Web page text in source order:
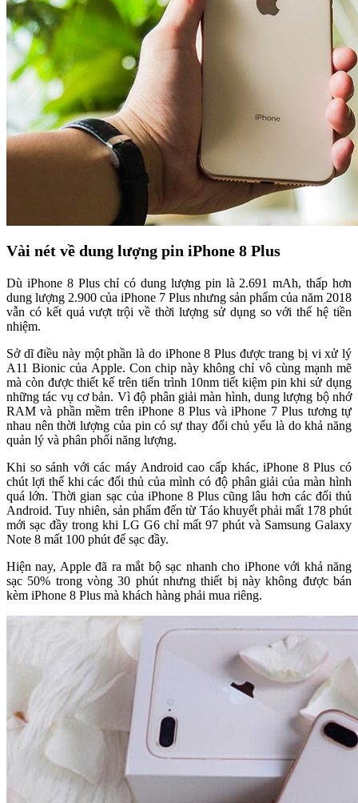
Vài nét về dung lượng pin iPhone 8 Plus
Dù iPhone 8 Plus chỉ có dung lượng pin là 2.691 mAh, thấp hơn
dung lượng 2.900 của iPhone 7 Plus nhưng sản phẩm của năm 2018
vẫn có kết quả vượt trội về thời lượng sử dụng so với thế hệ tiền
nhiệm.
Sở dĩ điều này một phần là do iPhone 8 Plus được trang bị vi xử lý
A11 Bionic của Apple. Con chip này không chỉ vô cùng mạnh mẽ
mà còn được thiết kế trên tiến trình 10nm tiết kiệm pin khi sử dụng
những tác vụ cơ bản. Vì độ phân giải màn hình, dung lượng bộ nhớ
RAM và phần mềm trên iPhone 8 Plus và iPhone 7 Plus tương tự
nhau nên thời lượng của pin có sự thay đổi chủ yếu là do khả năng
quản lý và phân phối năng lượng.
Khi so sánh với các máy Android cao cấp khác, iPhone 8 Plus có
chút lợi thế khi các đối thủ của mình có độ phân giải của màn hình
quá lớn. Thời gian sạc của iPhone 8 Plus cũng lâu hơn các đối thủ
Android. Tuy nhiên, sản phẩm đến từ Táo khuyết phải mất 178 phút
mới sạc đầy trong khi LG G6 chỉ mất 97 phút và Samsung Galaxy
Note 8 mất 100 phút để sạc đầy.
Hiện nay, Apple đã ra mắt bộ sạc nhanh cho iPhone với khả năng
sạc 50% trong vòng 30 phút nhưng thiết bị này không được bán
kèm iPhone 8 Plus mà khách hàng phải mua riêng.